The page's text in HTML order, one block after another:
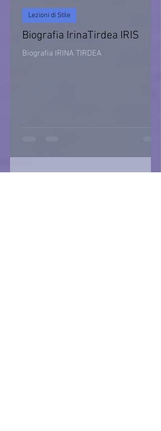
Biografia IrinaTirdea IRIS
Biografia IRINA TIRDEA
Lezioni di Stile